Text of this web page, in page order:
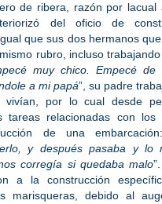
de ribera, razón por lacual
del oficio de
que sus dos hermanos
rubro, incluso trabajando
muy chico. Empecé de
a mi papá”, su padre
por lo cual desde
tareas relacionadas con los
de una
y después pasaba y lo
corregía si quedaba malo
a la construcción
marisqueras, debido al